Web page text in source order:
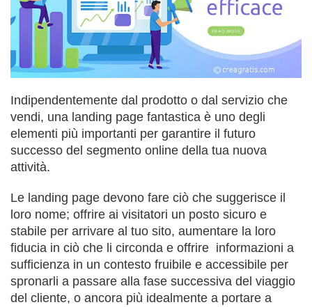
Indipendentemente dal prodotto o dal servizio che
vendi, una landing page fantastica è uno degli
elementi più importanti per garantire il futuro
successo del segmento online della tua nuova
attività.
Le landing page devono fare ciò che suggerisce il
loro nome; offrire ai visitatori un posto sicuro e
stabile per arrivare al tuo sito, aumentare la loro
fiducia in ciò che li circonda e offrire informazioni a
sufficienza in un contesto fruibile e accessibile per
spronarli a passare alla fase successiva del viaggio
del cliente, o ancora più idealmente a portare a